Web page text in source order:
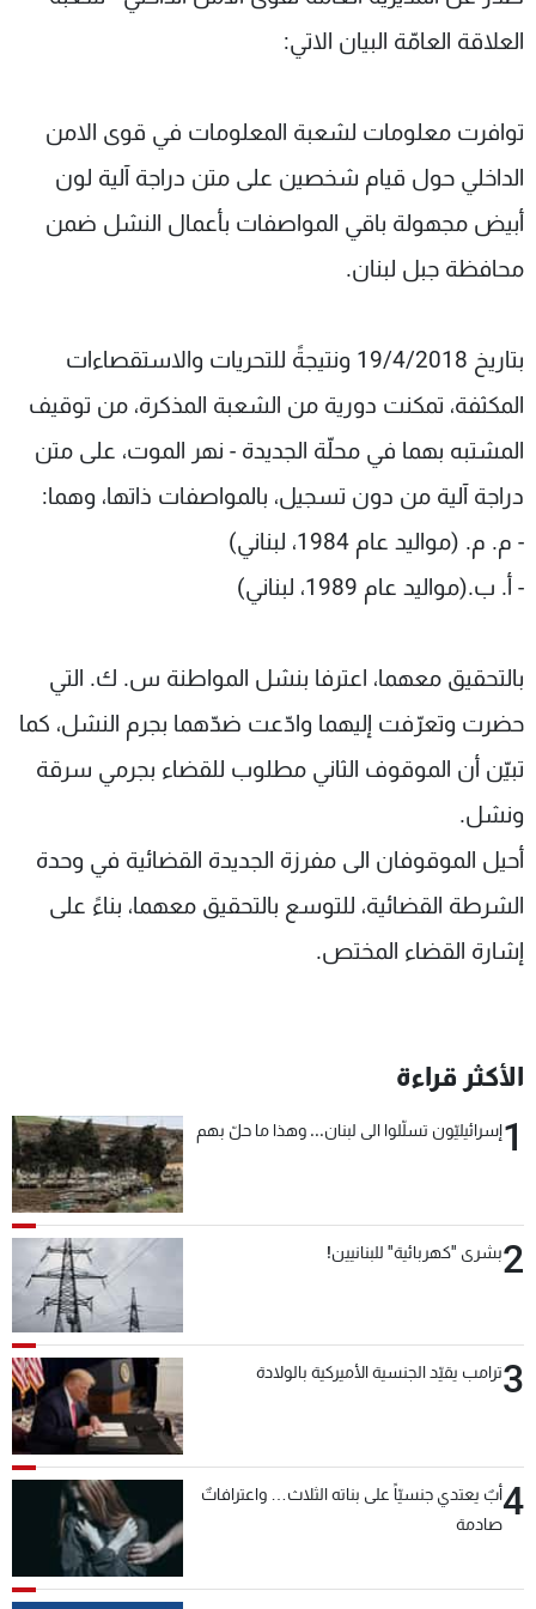
العلاقة العامّة البيان الاتي:
توافرت معلومات لشعبة المعلومات في قوى الامن
الداخلي حول قيام شخصين على متن دراجة آلية لون
أبيض مجهولة باقي المواصفات بأعمال النشل ضمن
محافظة جبل لبنان.
بتاريخ 19/4/2018 ونتيجةً للتحريات والاستقصاءات
المكثفة، تمكنت دورية من الشعبة المذكرة، من توقيف
المشتبه بهما في محلّة الجديدة - نهر الموت، على متن
دراجة آلية من دون تسجيل، بالمواصفات ذاتها، وهما:
- م. م. (مواليد عام 1984، لبناني)
- أ. ب.(مواليد عام 1989، لبناني)
بالتحقيق معهما، اعترفا بنشل المواطنة س. ك. التي
حضرت وتعرّفت إليهما وادّعت ضدّهما بجرم النشل، كما
تبيّن أن الموقوف الثاني مطلوب للقضاء بجرمي سرقة
ونشل.
أحيل الموقوفان الى مفرزة الجديدة القضائية في وحدة
الشرطة القضائية، للتوسع بالتحقيق معهما، بناءً على
إشارة القضاء المختص.
الأكثر قراءة
1إسرائيليّون تسلّلوا الى لبنان... وهذا ما حلّ بهم
2بشرى "كهربائية" للبنانيين!
3ترامب يقيّد الجنسية الأميركية بالولادة
4أبٌ يعتدي جنسيّاً على بناته الثلاث… واعترافاتٌ
صادمة
شاهد البرامج
عن MTV
لاعلاناتكم
وظائف
شروط الإسـتخدام
سياسة الخصوصية